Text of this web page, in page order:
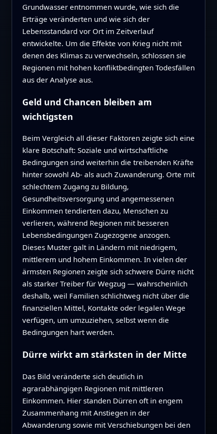
Grundwasser entnommen wurde, wie sich die
Erträge veränderten und wie sich der
Lebensstandard vor Ort im Zeitverlauf
entwickelte. Um die Effekte von Krieg nicht mit
denen des Klimas zu verwechseln, schlossen sie
Regionen mit hohen konfliktbedingten Todesfällen
aus der Analyse aus.
Geld und Chancen bleiben am
wichtigsten
Beim Vergleich all dieser Faktoren zeigte sich eine
klare Botschaft: Soziale und wirtschaftliche
Bedingungen sind weiterhin die treibenden Kräfte
hinter sowohl Ab- als auch Zuwanderung. Orte mit
schlechtem Zugang zu Bildung,
Gesundheitsversorgung und angemessenen
Einkommen tendierten dazu, Menschen zu
verlieren, während Regionen mit besseren
Lebensbedingungen Zugezogene anzogen.
Dieses Muster galt in Ländern mit niedrigem,
mittlerem und hohem Einkommen. In vielen der
ärmsten Regionen zeigte sich schwere Dürre nicht
als starker Treiber für Wegzug — wahrscheinlich
deshalb, weil Familien schlichtweg nicht über die
finanziellen Mittel, Kontakte oder legalen Wege
verfügen, um umzuziehen, selbst wenn die
Bedingungen hart werden.
Dürre wirkt am stärksten in der Mitte
Das Bild veränderte sich deutlich in
agrarabhängigen Regionen mit mittleren
Einkommen. Hier standen Dürren oft in engem
Zusammenhang mit Anstiegen in der
Abwanderung sowie mit Verschiebungen bei den